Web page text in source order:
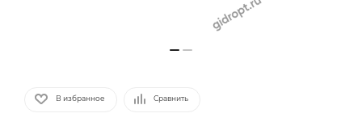
В избранное Сравнить